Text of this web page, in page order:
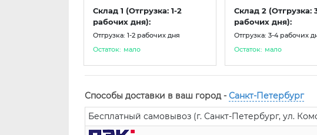
Склад 1 (Отгрузка: 1-2
рабочих дня):
Отгрузка: 1-2 рабочих дня
Остаток: мало
Склад 2 (Отгрузка:
рабочих дня):
Отгрузка: 3-4 рабочих
Остаток: мало
Способы доставки в ваш город - Санкт-Петербург
Бесплатный самовывоз (г. Санкт-Петербург, ул.